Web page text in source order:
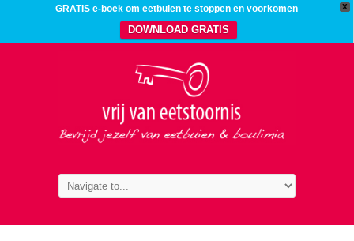
X
GRATIS e-boek om eetbuien te stoppen en voorkomen
DOWNLOAD GRATIS